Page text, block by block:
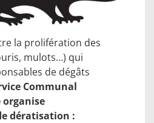
la prolifération des
mulots…) qui
de dégâts
Communal
organise
dératisation :